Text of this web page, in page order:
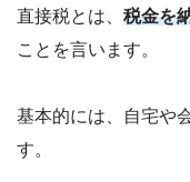
直接税とは、 税金を
ことを言います。
基本的には、自宅や
す。